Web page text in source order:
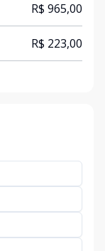
R$ 965,00
R$ 223,00